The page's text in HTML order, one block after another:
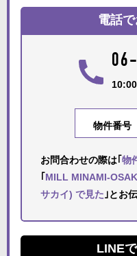
電話
物件番号
お問合わせの際は｢ 物
MILL MINAMI-
サカイ) で見た ｣とお
LINE